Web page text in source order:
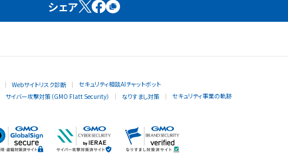
シェア
Webサイトリスク診断
セキュリティ相談AIチャットボット
サイバー攻撃対策（GMO Flatt Security） なりすまし対策 セキュリティ事業の軌跡